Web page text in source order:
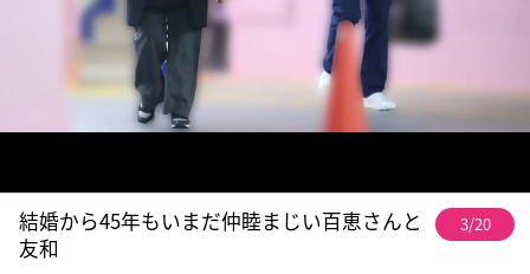
結婚から45年もいまだ仲睦まじい百恵さんと
友和
3/20